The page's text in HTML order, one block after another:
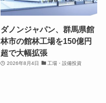
ダノンジャパン、群馬県館
林市の館林工場を150億円
超で大幅拡張
2026年8月4日 工場・設備投資